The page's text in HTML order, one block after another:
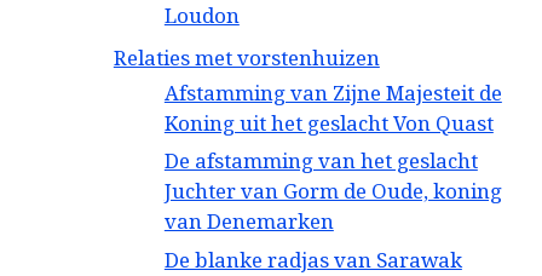
Loudon
Relaties met vorstenhuizen
Afstamming van Zijne Majesteit de
Koning uit het geslacht Von Quast
De afstamming van het geslacht
Juchter van Gorm de Oude, koning
van Denemarken
De blanke radjas van Sarawak